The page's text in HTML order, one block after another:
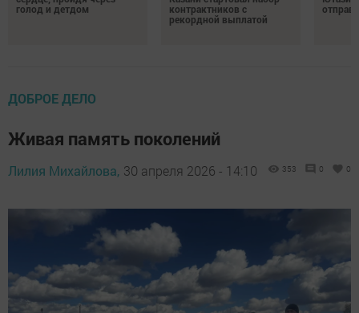
голод и детдом
контрактников с
рекордной выплатой
ДОБРОЕ ДЕЛО
Живая память поколений
Лилия Михайлова, 30 апреля 2026 - 14:10 353 0 0